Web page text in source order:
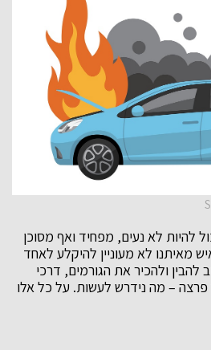
להיות לא נעים, מפחיד ואף מסוכן
מאיתנו לא מעוניין להיקלע לאחד
ולהכיר את הגורמים, דרכי
– מה נידרש לעשות. על כל אלו